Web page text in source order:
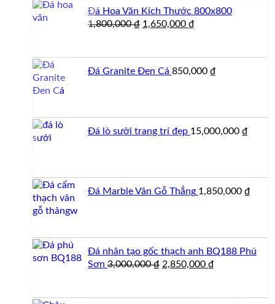
Đá Hoa Văn Kích Thước 800x800
1,800,000₫ Giá
1,650,000 ₫
1,650,000 ₫.
Đá Granite Đen Cá 850,000 ₫
Đá lò sưởi trang trí đẹp 15,000,000 ₫
Đá Marble Vân Gỗ Thẳng 1,850,000 ₫
Đá nhân tạo gốc thạch anh BQ188 Phú
Sơn 3,000,000₫ Giá
2,850,000 ₫